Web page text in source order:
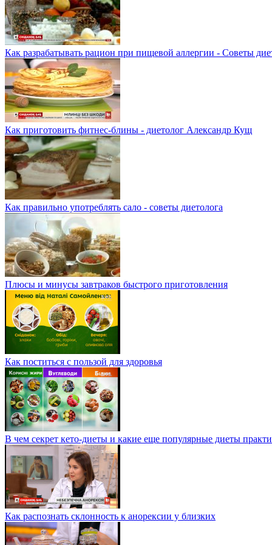
Как разрабатывать рацион при пищевой аллергии - Советы
Как приготовить фитнес-блины - диетолог Александр Кущ
Как правильно употреблять сало - советы диетолога
Плюсы и минусы завтраков быстрого приготовления
Как поститься с пользой для здоровья
В чем секрет кето-диеты и какие еще популярные диеты
Как распознать склонность к анорексии у близких